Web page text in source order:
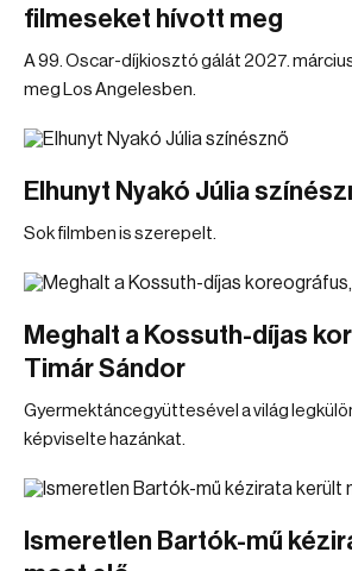
filmeseket hívott meg
A 99. Oscar-díjkiosztó gálát 2027.
meg Los Angelesben.
Elhunyt Nyakó Júlia
Sok filmben is szerepelt.
Meghalt a Kossuth-díjas
Timár Sándor
Gyermektáncegyüttesével a világ
képviselte hazánkat.
Ismeretlen Bartók-mű